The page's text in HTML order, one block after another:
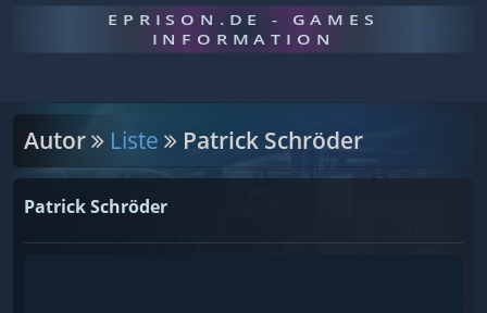
EPRISON.DE - GAMES
INFORMATION
Autor Liste Patrick Schröder
Patrick Schröder